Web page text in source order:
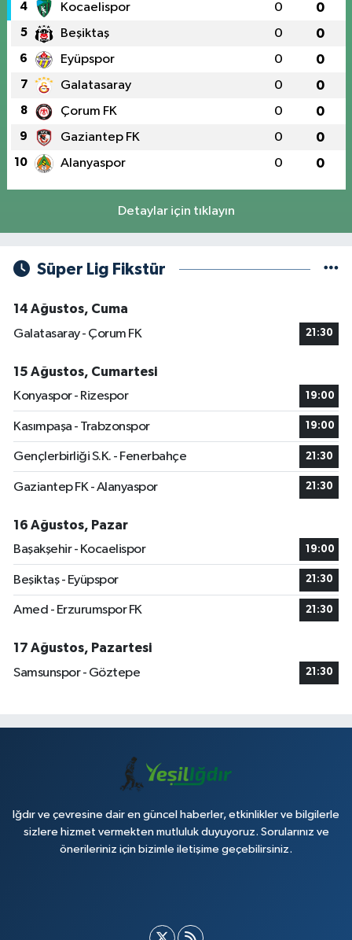
4 Kocaelispor 0 0
5 Beşiktaş 0 0
6 Eyüpspor 0 0
7 Galatasaray 0 0
8 Çorum FK 0 0
9 Gaziantep FK 0 0
10 Alanyaspor 0 0
Detaylar için tıklayın
Süper Lig Fikstür
14 Ağustos, Cuma
Galatasaray - Çorum FK
21:30
15 Ağustos, Cumartesi
Konyaspor - Rizespor
19:00
Kasımpaşa - Trabzonspor 19:00
Gençlerbirliği S.K. - Fenerbahçe 21:30
Gaziantep FK - Alanyaspor 21:30
16 Ağustos, Pazar
Başakşehir - Kocaelispor
19:00
Beşiktaş - Eyüpspor 21:30
Amed - Erzurumspor FK 21:30
17 Ağustos, Pazartesi
Samsunspor - Göztepe
21:30
Iğdır ve çevresine dair en güncel haberler, etkinlikler ve bilgilerle
sizlere hizmet vermekten mutluluk duyuyoruz. Sorularınız ve
önerileriniz için bizimle iletişime geçebilirsiniz.